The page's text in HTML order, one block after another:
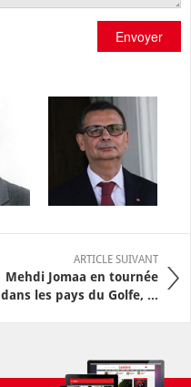
Envoyer
ARTICLE SUIVANT
Mehdi Jomaa en tournée
dans les pays du Golfe, ...